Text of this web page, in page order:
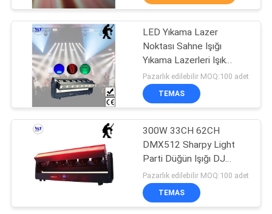
BIR
TEKLIF
ISTEĞI
SITE
HARITASI
PRIVACY
POLICY
Yüksek defne
aydınlatma led
225
102
LED Yıkama Lazer
Noktası Sahne Işığı
Yıkama Lazerleri Işık
Noktası Projeksiyon Çok
fonksiyonel Hallbar Slow
Roll Performin
Pazarlık edilebilir MOQ:100 adet
TEMAS
300W 33CH 62CH
DMX512 Sharpy Light
Parti Düğün Işığı DJ
Göster Light LED
Hareketli Baş Işığı
Pazarlık edilebilir MOQ:100 adet
TEMAS